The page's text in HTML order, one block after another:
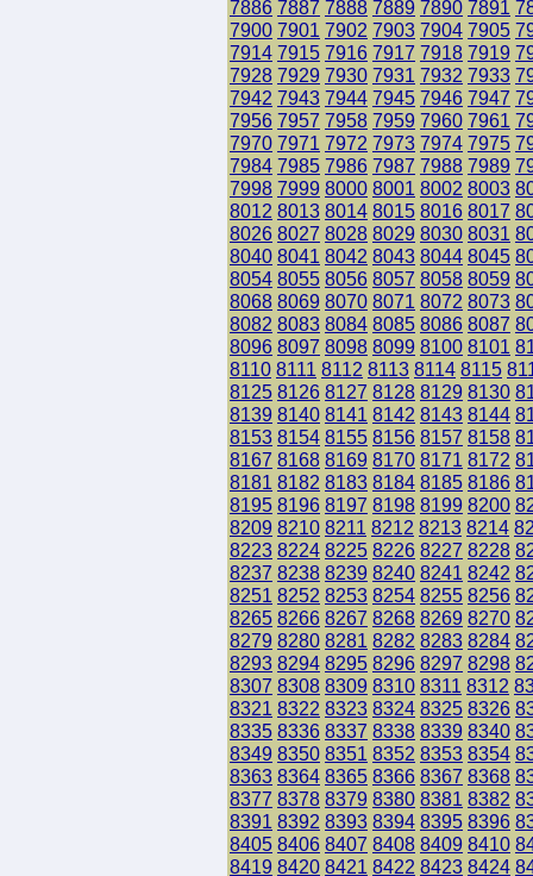
7886 7887 7888 7889 7890 7891
7900 7901 7902 7903 7904 7905
7914 7915 7916 7917 7918 7919
7928 7929 7930 7931 7932 7933
7942 7943 7944 7945 7946 7947
7956 7957 7958 7959 7960 7961
7970 7971 7972 7973 7974 7975
7984 7985 7986 7987 7988 7989
7998 7999 8000 8001 8002 8003
8012 8013 8014 8015 8016 8017
8026 8027 8028 8029 8030 8031
8040 8041 8042 8043 8044 8045
8054 8055 8056 8057 8058 8059
8068 8069 8070 8071 8072 8073
8082 8083 8084 8085 8086 8087
8096 8097 8098 8099 8100 8101
8110 8111 8112 8113 8114 8115
8125 8126 8127 8128 8129 8130
8139 8140 8141 8142 8143 8144
8153 8154 8155 8156 8157 8158
8167 8168 8169 8170 8171 8172
8181 8182 8183 8184 8185 8186
8195 8196 8197 8198 8199 8200
8209 8210 8211 8212 8213 8214
8223 8224 8225 8226 8227 8228
8237 8238 8239 8240 8241 8242
8251 8252 8253 8254 8255 8256
8265 8266 8267 8268 8269 8270
8279 8280 8281 8282 8283 8284
8293 8294 8295 8296 8297 8298
8307 8308 8309 8310 8311 8312
8321 8322 8323 8324 8325 8326
8335 8336 8337 8338 8339 8340
8349 8350 8351 8352 8353 8354
8363 8364 8365 8366 8367 8368
8377 8378 8379 8380 8381 8382
8391 8392 8393 8394 8395 8396
8405 8406 8407 8408 8409 8410
8419 8420 8421 8422 8423 8424